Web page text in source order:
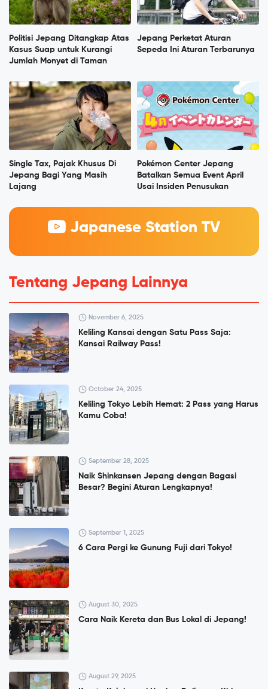
Politisi Jepang Ditangkap Atas
Kasus Suap untuk Kurangi
Jumlah Monyet di Taman
Jepang Perketat Aturan
Sepeda Ini Aturan Terbarunya
Single Tax, Pajak Khusus Di
Jepang Bagi Yang Masih
Lajang
Pokémon Center Jepang
Batalkan Semua Event April
Usai Insiden Penusukan
Japanese Station TV
Tentang Jepang Lainnya
November 6, 2025
Keliling Kansai dengan Satu Pass Saja:
Kansai Railway Pass!
October 24, 2025
Keliling Tokyo Lebih Hemat: 2 Pass yang Harus
Kamu Coba!
September 28, 2025
Naik Shinkansen Jepang dengan Bagasi
Besar? Begini Aturan Lengkapnya!
September 1, 2025
6 Cara Pergi ke Gunung Fuji dari Tokyo!
August 30, 2025
Cara Naik Kereta dan Bus Lokal di Jepang!
August 29, 2025